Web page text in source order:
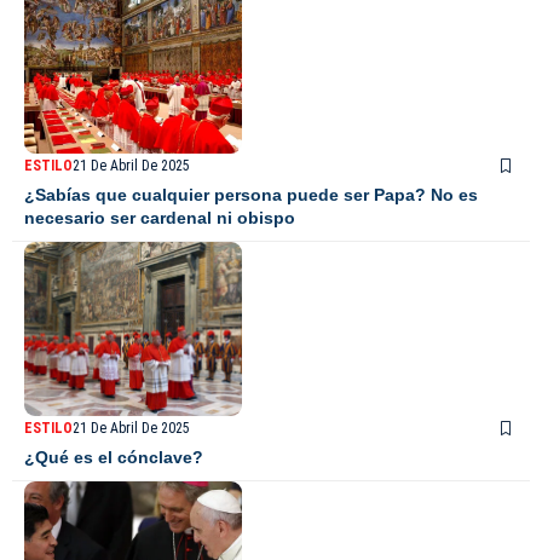
ESTILO21 De Abril De 2025
¿Sabías que cualquier persona puede ser Papa? No es
necesario ser cardenal ni obispo
ESTILO21 De Abril De 2025
¿Qué es el cónclave?